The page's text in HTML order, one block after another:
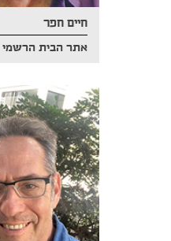
חיים חפר
אתר הבית הרשמי